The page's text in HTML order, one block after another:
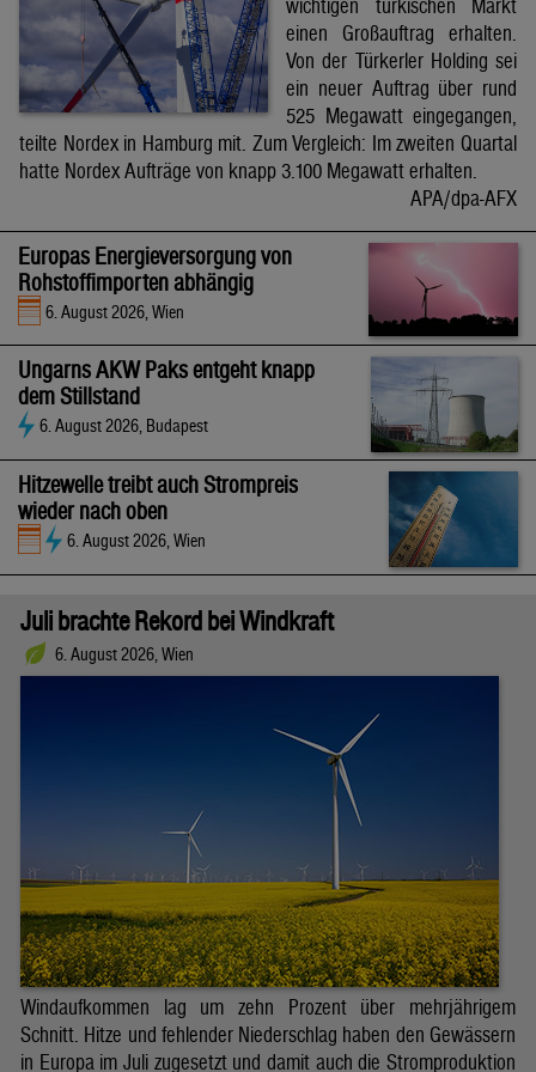
wichtigen türkischen Markt
einen Großauftrag erhalten.
Von der Türkerler Holding sei
ein neuer Auftrag über rund
525 Megawatt eingegangen,
teilte Nordex in Hamburg mit. Zum Vergleich: Im zweiten Quartal
hatte Nordex Aufträge von knapp 3.100 Megawatt erhalten.
APA/dpa-AFX
Europas Energieversorgung von
Rohstoffimporten abhängig
6. August 2026, Wien
Ungarns AKW Paks entgeht knapp
dem Stillstand
6. August 2026, Budapest
Hitzewelle treibt auch Strompreis
wieder nach oben
6. August 2026, Wien
Juli brachte Rekord bei Windkraft
6. August 2026, Wien
Windaufkommen lag um zehn Prozent über mehrjährigem
Schnitt. Hitze und fehlender Niederschlag haben den Gewässern
in Europa im Juli zugesetzt und damit auch die Stromproduktion